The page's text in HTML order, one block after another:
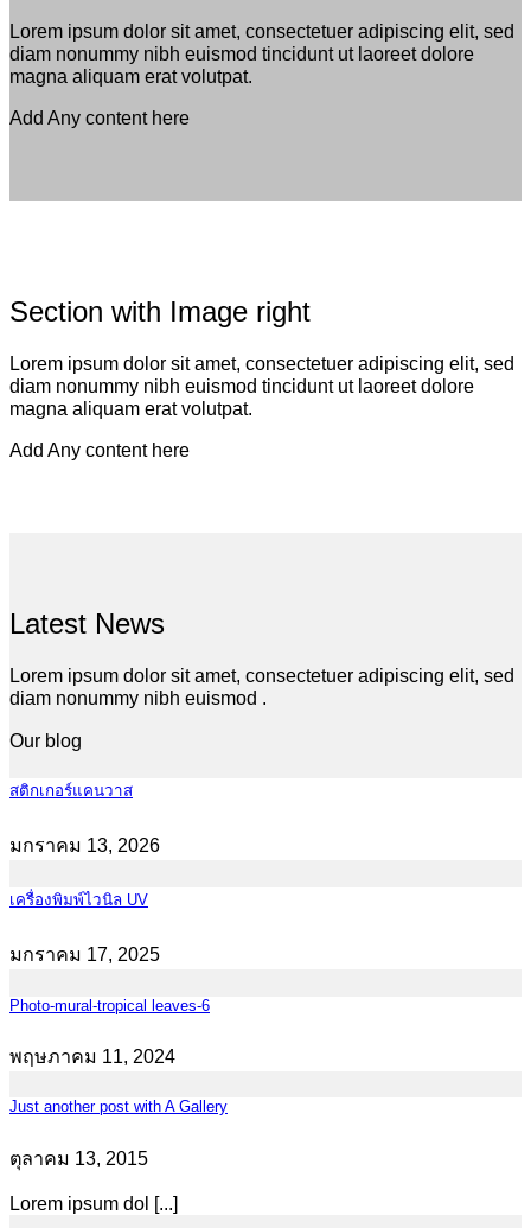
Lorem ipsum dolor sit amet, consectetuer adipiscing elit, sed
diam nonummy nibh euismod tincidunt ut laoreet dolore
magna aliquam erat volutpat.
Add Any content here
Section with Image right
Lorem ipsum dolor sit amet, consectetuer adipiscing elit, sed
diam nonummy nibh euismod tincidunt ut laoreet dolore
magna aliquam erat volutpat.
Add Any content here
Latest News
Lorem ipsum dolor sit amet, consectetuer adipiscing elit, sed
diam nonummy nibh euismod .
Our blog
สติกเกอร์แคนวาส
มกราคม 13, 2026
เครื่องพิมพ์ไวนิล UV
มกราคม 17, 2025
Photo-mural-tropical leaves-6
พฤษภาคม 11, 2024
Just another post with A Gallery
ตุลาคม 13, 2015
Lorem ipsum dol [...]